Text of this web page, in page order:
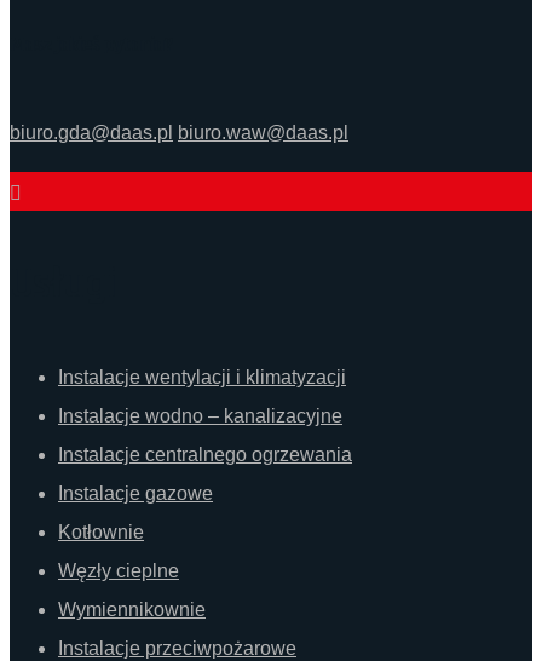
biuro.gda@daas.pl biuro.waw@daas.pl
Instalacje wentylacji i klimatyzacji
Instalacje wodno – kanalizacyjne
Instalacje centralnego ogrzewania
Instalacje gazowe
Kotłownie
Węzły cieplne
Wymiennikownie
Instalacje przeciwpożarowe